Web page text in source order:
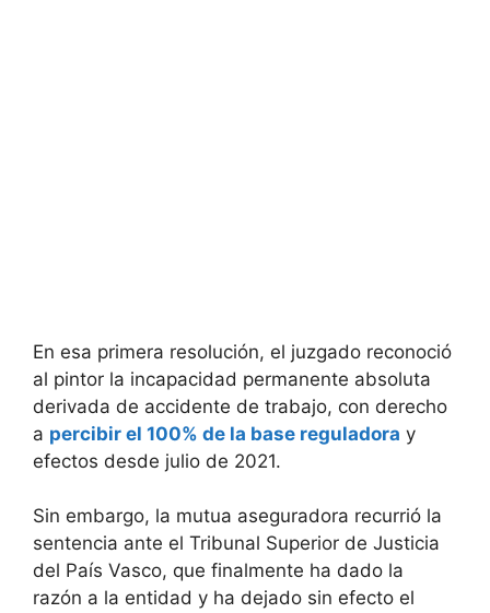
En esa primera resolución, el juzgado reconoció
al pintor la incapacidad permanente absoluta
derivada de accidente de trabajo, con derecho
a percibir el 100% de la base reguladora y
efectos desde julio de 2021.
Sin embargo, la mutua aseguradora recurrió la
sentencia ante el Tribunal Superior de Justicia
del País Vasco, que finalmente ha dado la
razón a la entidad y ha dejado sin efecto el